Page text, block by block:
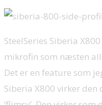
SteelSeries Siberia
mikrofin som næsten
Det er en feature som
Siberia X800 virker